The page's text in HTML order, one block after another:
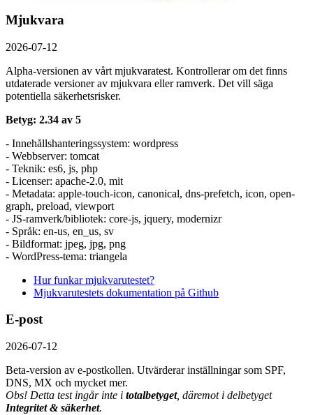
Mjukvara
2026-07-12
Alpha-versionen av vårt mjukvaratest. Kontrollerar om det finns
utdaterade versioner av mjukvara eller ramverk. Det vill säga
potentiella säkerhetsrisker.
Betyg: 2.34 av 5
- Innehållshanteringssystem: wordpress
- Webbserver: tomcat
- Teknik: es6, js, php
- Licenser: apache-2.0, mit
- Metadata: apple-touch-icon, canonical, dns-prefetch, icon, open-
graph, preload, viewport
- JS-ramverk/bibliotek: core-js, jquery, modernizr
- Språk: en-us, en_us, sv
- Bildformat: jpeg, jpg, png
- WordPress-tema: triangela
Hur funkar mjukvarutestet?
Mjukvarutestets dokumentation på Github
E-post
2026-07-12
Beta-version av e-postkollen. Utvärderar inställningar som SPF,
DNS, MX och mycket mer.
Obs! Detta test ingår inte i totalbetyget, däremot i delbetyget
Integritet & säkerhet.